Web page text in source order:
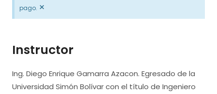
pago. ×
Instructor
Ing. Diego Enrique Gamarra Azacon. Egresado de la
Universidad Simón Bolívar con el título de Ingeniero